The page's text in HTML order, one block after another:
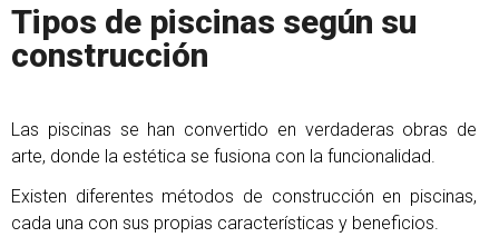
Tipos de piscinas según su
construcción
Las piscinas se han convertido en verdaderas obras de
arte, donde la estética se fusiona con la funcionalidad.
Existen diferentes métodos de construcción en piscinas,
cada una con sus propias características y beneficios.